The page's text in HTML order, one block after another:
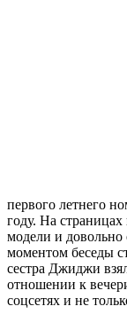
первого летнего
году. На
модели и
моментом беседы
сестра Джиджи
отношении к
соцсетях и не